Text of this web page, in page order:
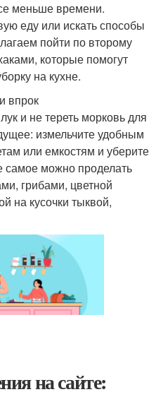
меньше времени.
еду или искать способы
пойти по второму
которые помогут
на кухне.
впрок
и не тереть морковь для
измельчите удобным
или емкостям и уберите
самое можно проделать
грибами, цветной
на кусочки тыквой,
на сайте: